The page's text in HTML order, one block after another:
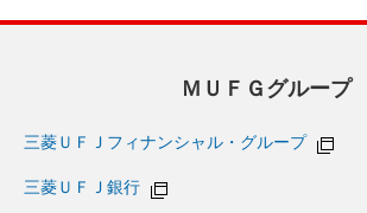
ＭＵＦＧグループ
三菱ＵＦＪフィナンシャル・グループ
三菱ＵＦＪ銀行